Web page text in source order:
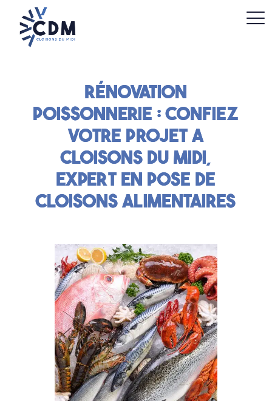
Rénovation
poissonnerie : confiez
votre projet a
Cloisons du Midi,
expert en pose de
cloisons alimentaires